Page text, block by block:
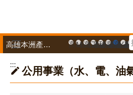
高雄市政府中小企
MEGABAY大港
高雄金融科技
工廠登記線
和發產業
高雄工
高雄
公
高雄本洲產業園區服務中心
:::
公用事業（水、電、油